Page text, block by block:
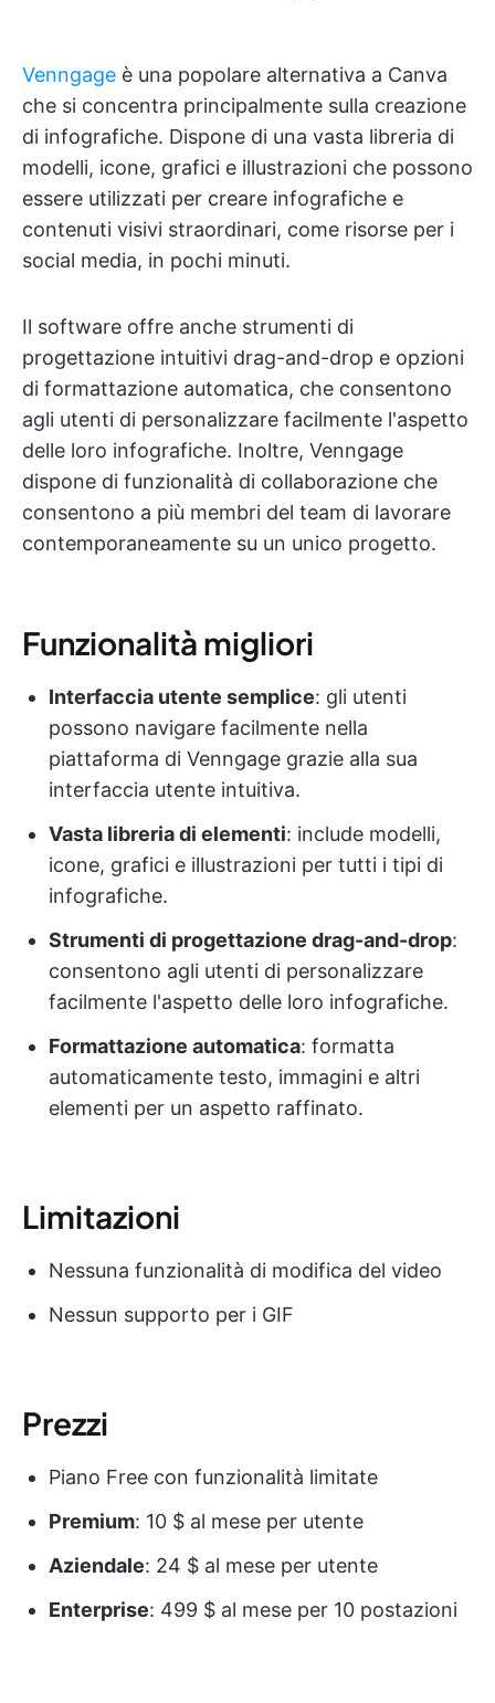
Venngage è una popolare alternativa a Canva
che si concentra principalmente sulla creazione
di infografiche. Dispone di una vasta libreria di
modelli, icone, grafici e illustrazioni che possono
essere utilizzati per creare infografiche e
contenuti visivi straordinari, come risorse per i
social media, in pochi minuti.
Il software offre anche strumenti di
progettazione intuitivi drag-and-drop e opzioni
di formattazione automatica, che consentono
agli utenti di personalizzare facilmente l'aspetto
delle loro infografiche. Inoltre, Venngage
dispone di funzionalità di collaborazione che
consentono a più membri del team di lavorare
contemporaneamente su un unico progetto.
Funzionalità migliori
Interfaccia utente semplice: gli utenti
possono navigare facilmente nella
piattaforma di Venngage grazie alla sua
interfaccia utente intuitiva.
Vasta libreria di elementi: include modelli,
icone, grafici e illustrazioni per tutti i tipi di
infografiche.
Strumenti di progettazione drag-and-drop:
consentono agli utenti di personalizzare
facilmente l'aspetto delle loro infografiche.
Formattazione automatica: formatta
automaticamente testo, immagini e altri
elementi per un aspetto raffinato.
Limitazioni
Nessuna funzionalità di modifica del video
Nessun supporto per i GIF
Prezzi
Piano Free con funzionalità limitate
Premium: 10 $ al mese per utente
Aziendale: 24 $ al mese per utente
Enterprise: 499 $ al mese per 10 postazioni